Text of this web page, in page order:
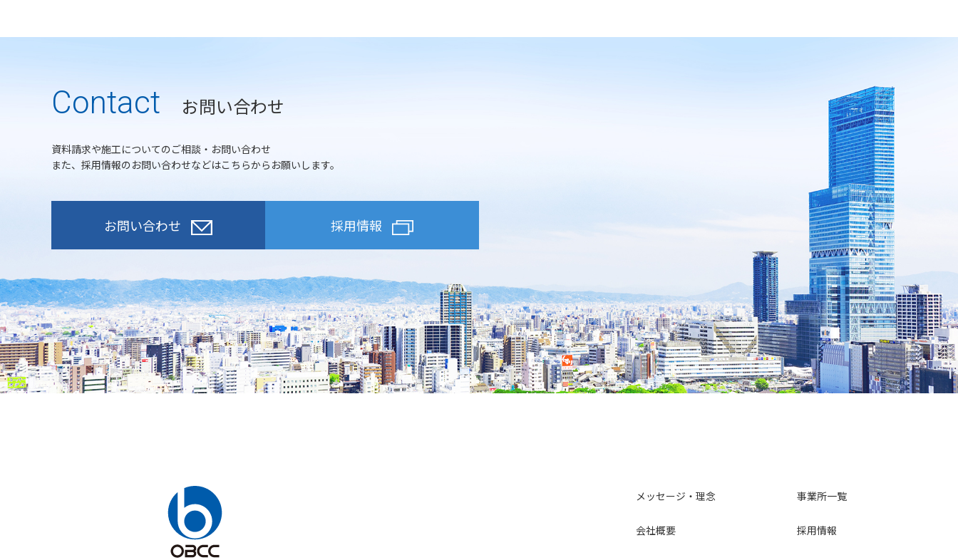
Contact お問い合わせ
資料請求や施工についてのご相談・お問い合わせ
また、採用情報のお問い合わせなどはこちらからお願いします。
お問い合わせ 採用情報
メッセージ・理念
会社概要
事業所一覧
採用情報